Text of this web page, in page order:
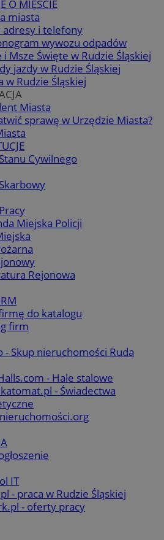
O MIEŚCIE
miasta
adresy i telefony
wywozu odpadów
i Msze Święte w Rudzie Śląskiej
jazdy w Rudzie Śląskiej
w Rudzie Śląskiej
Miasta
sprawę w Urzędzie Miasta?
Cywilnego
Miejska Policji
Rejonowa
do katalogu
firm
- Skup nieruchomości Ruda
- Hale stalowe
- Świadectwa
IT
- praca w Rudzie Śląskiej
- oferty pracy